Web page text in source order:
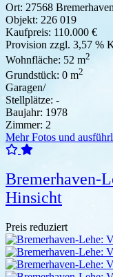
Ort: 27568
Objekt: 226 019
Kaufpreis: 110.000 €
Provision zzgl. 3,57 %
Wohnfläche: 52 m2
Grundstück: 0 m2
Garagen/
Stellplätze: -
Baujahr: 1978
Zimmer: 2
Mehr Fotos und
Bremerhaven-
Hinsicht
Preis reduziert